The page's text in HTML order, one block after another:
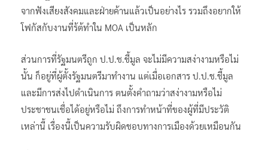
จากฟังเสียงสังคมและฝ่ายค้านแล้วเป็นอย่างไร รวมถึงอยากให้
โฟกัสกับงานที่ร้ต้ทำใน MOA เป็นหลัก
ส่วนการที่รัฐมนตรีถูก ป.ป.ช.ชี้มูล จะไม่มีความสง่างามหรือไม่
นั้น ก็อยู่ที่ผู้ตั้งรัฐมนตรีมาทำงาน แต่เมื่อเอกสาร ป.ป.ช.ชี้มูล
และมีการส่งไปดำเนินการ ตนตั้งคำถามว่าสง่างามหรือไม่
ประชาชนเชื่อได้อยู่หรือไม่ ถึงการทำหน้าที่ของผู้ที่มีประวัติ
เหล่านี้ เรื่องนี้เป็นความรับผิดชอบทางการเมืองด้วยเหมือนกัน